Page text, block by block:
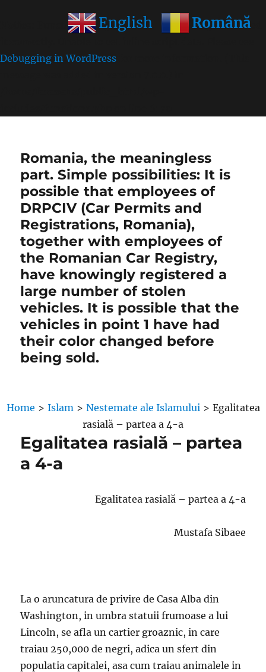
: Function wp_get_inline_script_tag was called
Debugging in WordPress
Romania, the meaningless
part. Simple possibilities: It is
possible that employees of
DRPCIV (Car Permits and
Registrations, Romania),
together with employees of
the Romanian Car Registry,
have knowingly registered a
large number of stolen
vehicles. It is possible that the
vehicles in point 1 have had
their color changed before
being sold.
Home > Islam > Nestemate ale Islamului > Egalitatea
rasială – partea a 4-a
Egalitatea rasială – partea
a 4-a
Egalitatea rasială – partea a 4-a
Mustafa Sibaee
La o aruncatura de privire de Casa Alba din
Washington, in umbra statuii frumoase a lui
Lincoln, se afla un cartier groaznic, in care
traiau 250,000 de negri, adica un sfert din
populatia capitalei, asa cum traiau animalele in
English Română